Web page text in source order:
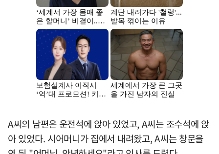
A씨의 남편은 운전석에 앉아 있었고, A씨는 조수석에 앉
아 있었다. 시어머니가 집에서 내려왔고, A씨는 창문을